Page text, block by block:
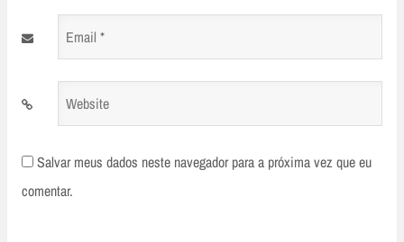
Email
Website
Salvar meus dados neste navegador para a próxima vez que eu
comentar.